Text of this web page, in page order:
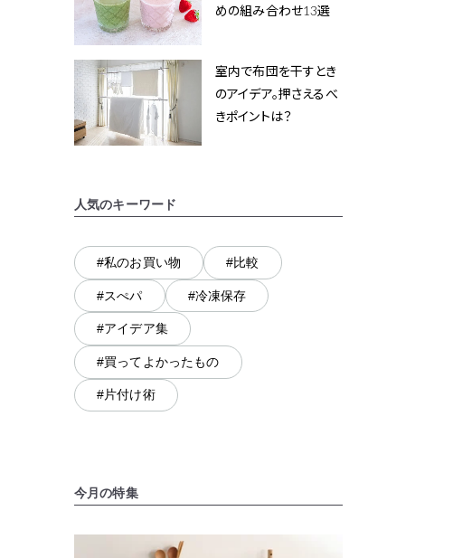
めの組み合わせ13選
室内で布団を干すとき
のアイデア。押さえるべ
きポイントは？
人気のキーワード
#私のお買い物 #比較
#スぺパ #冷凍保存
#アイデア集
#買ってよかったもの
#片付け術
今月の特集